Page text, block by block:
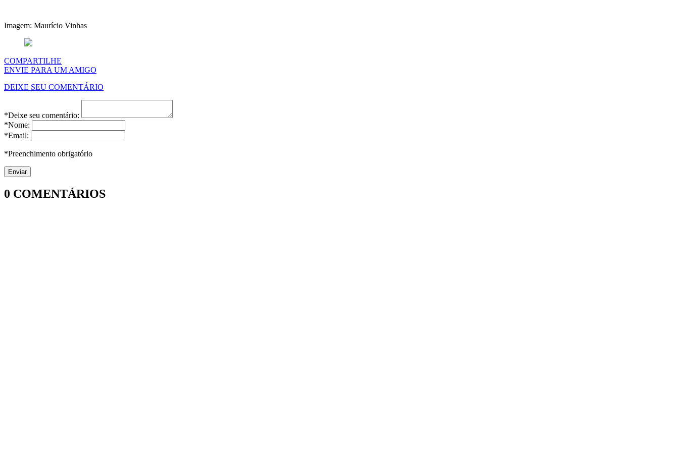
Imagem: Maurício Vinhas
COMPARTILHE
ENVIE PARA UM AMIGO
DEIXE SEU COMENTÁRIO
*Deixe seu comentário:
*Nome:
*Email:
*Preenchimento obrigatório
0 COMENTÁRIOS